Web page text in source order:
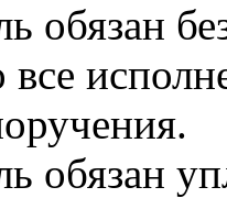
обязан
все
обязан